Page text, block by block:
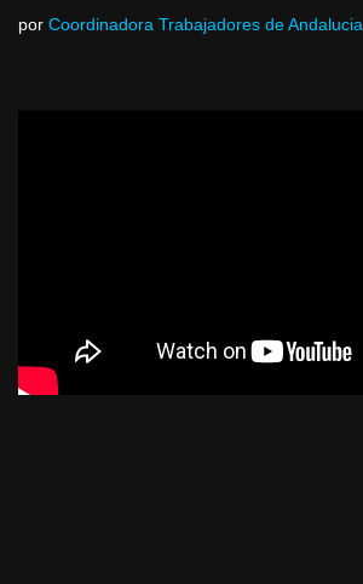
por Coordinadora Trabajadores de Andalucia